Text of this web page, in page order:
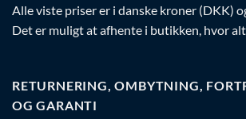
Alle viste priser er i danske kroner (DKK)
Det er muligt at afhente i butikken, hvor
RETURNERING, OMBYTNING,
OG GARANTI